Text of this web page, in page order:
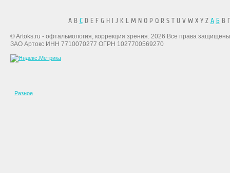
A B CD E F G H I J K L M N O P Q R S T U V W X Y Z А БВ
© Artoks.ru - офтальмология, коррекция зрения. 2026 Все права
ЗАО Артокс ИНН 7710070277 ОГРН 1027700569270
Разное